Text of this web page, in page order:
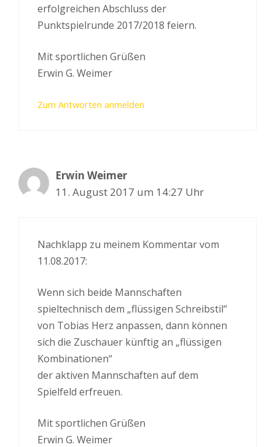
erfolgreichen Abschluss der
Punktspielrunde 2017/2018 feiern.
Mit sportlichen Grüßen
Erwin G. Weimer
Zum Antworten anmelden
Erwin Weimer
11. August 2017 um 14:27 Uhr
Nachklapp zu meinem Kommentar vom
11.08.2017:
Wenn sich beide Mannschaften
spieltechnisch dem „flüssigen Schreibstil“
von Tobias Herz anpassen, dann können
sich die Zuschauer künftig an „flüssigen
Kombinationen“
der aktiven Mannschaften auf dem
Spielfeld erfreuen.
Mit sportlichen Grüßen
Erwin G. Weimer